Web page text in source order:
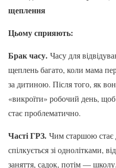
щеплення
Цьому сприяють:
Брак часу. Часу для
щеплень багато, коли мама
за дитиною. Після того, як
«викроїти» робочий день,
стає проблематично.
Часті ГРЗ. Чим старшою стає
спілкується зі однолітками,
заняття, садок, потім —